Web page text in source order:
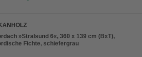
»Stralsund 6«, 360 x 139 cm (BxT),
Fichte, schiefergrau